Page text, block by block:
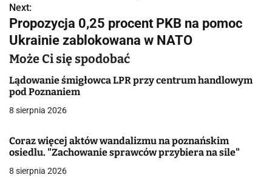
i
g
a
c
j
w
p
Next:
Propozycja 0,25 procent PKB na pomoc
Ukrainie zablokowana w NATO
Może Ci się spodobać
Lądowanie śmigłowca LPR przy centrum handlowym
pod Poznaniem
8 sierpnia 2026
Coraz więcej aktów wandalizmu na poznańskim
osiedlu. "Zachowanie sprawców przybiera na sile"
8 sierpnia 2026